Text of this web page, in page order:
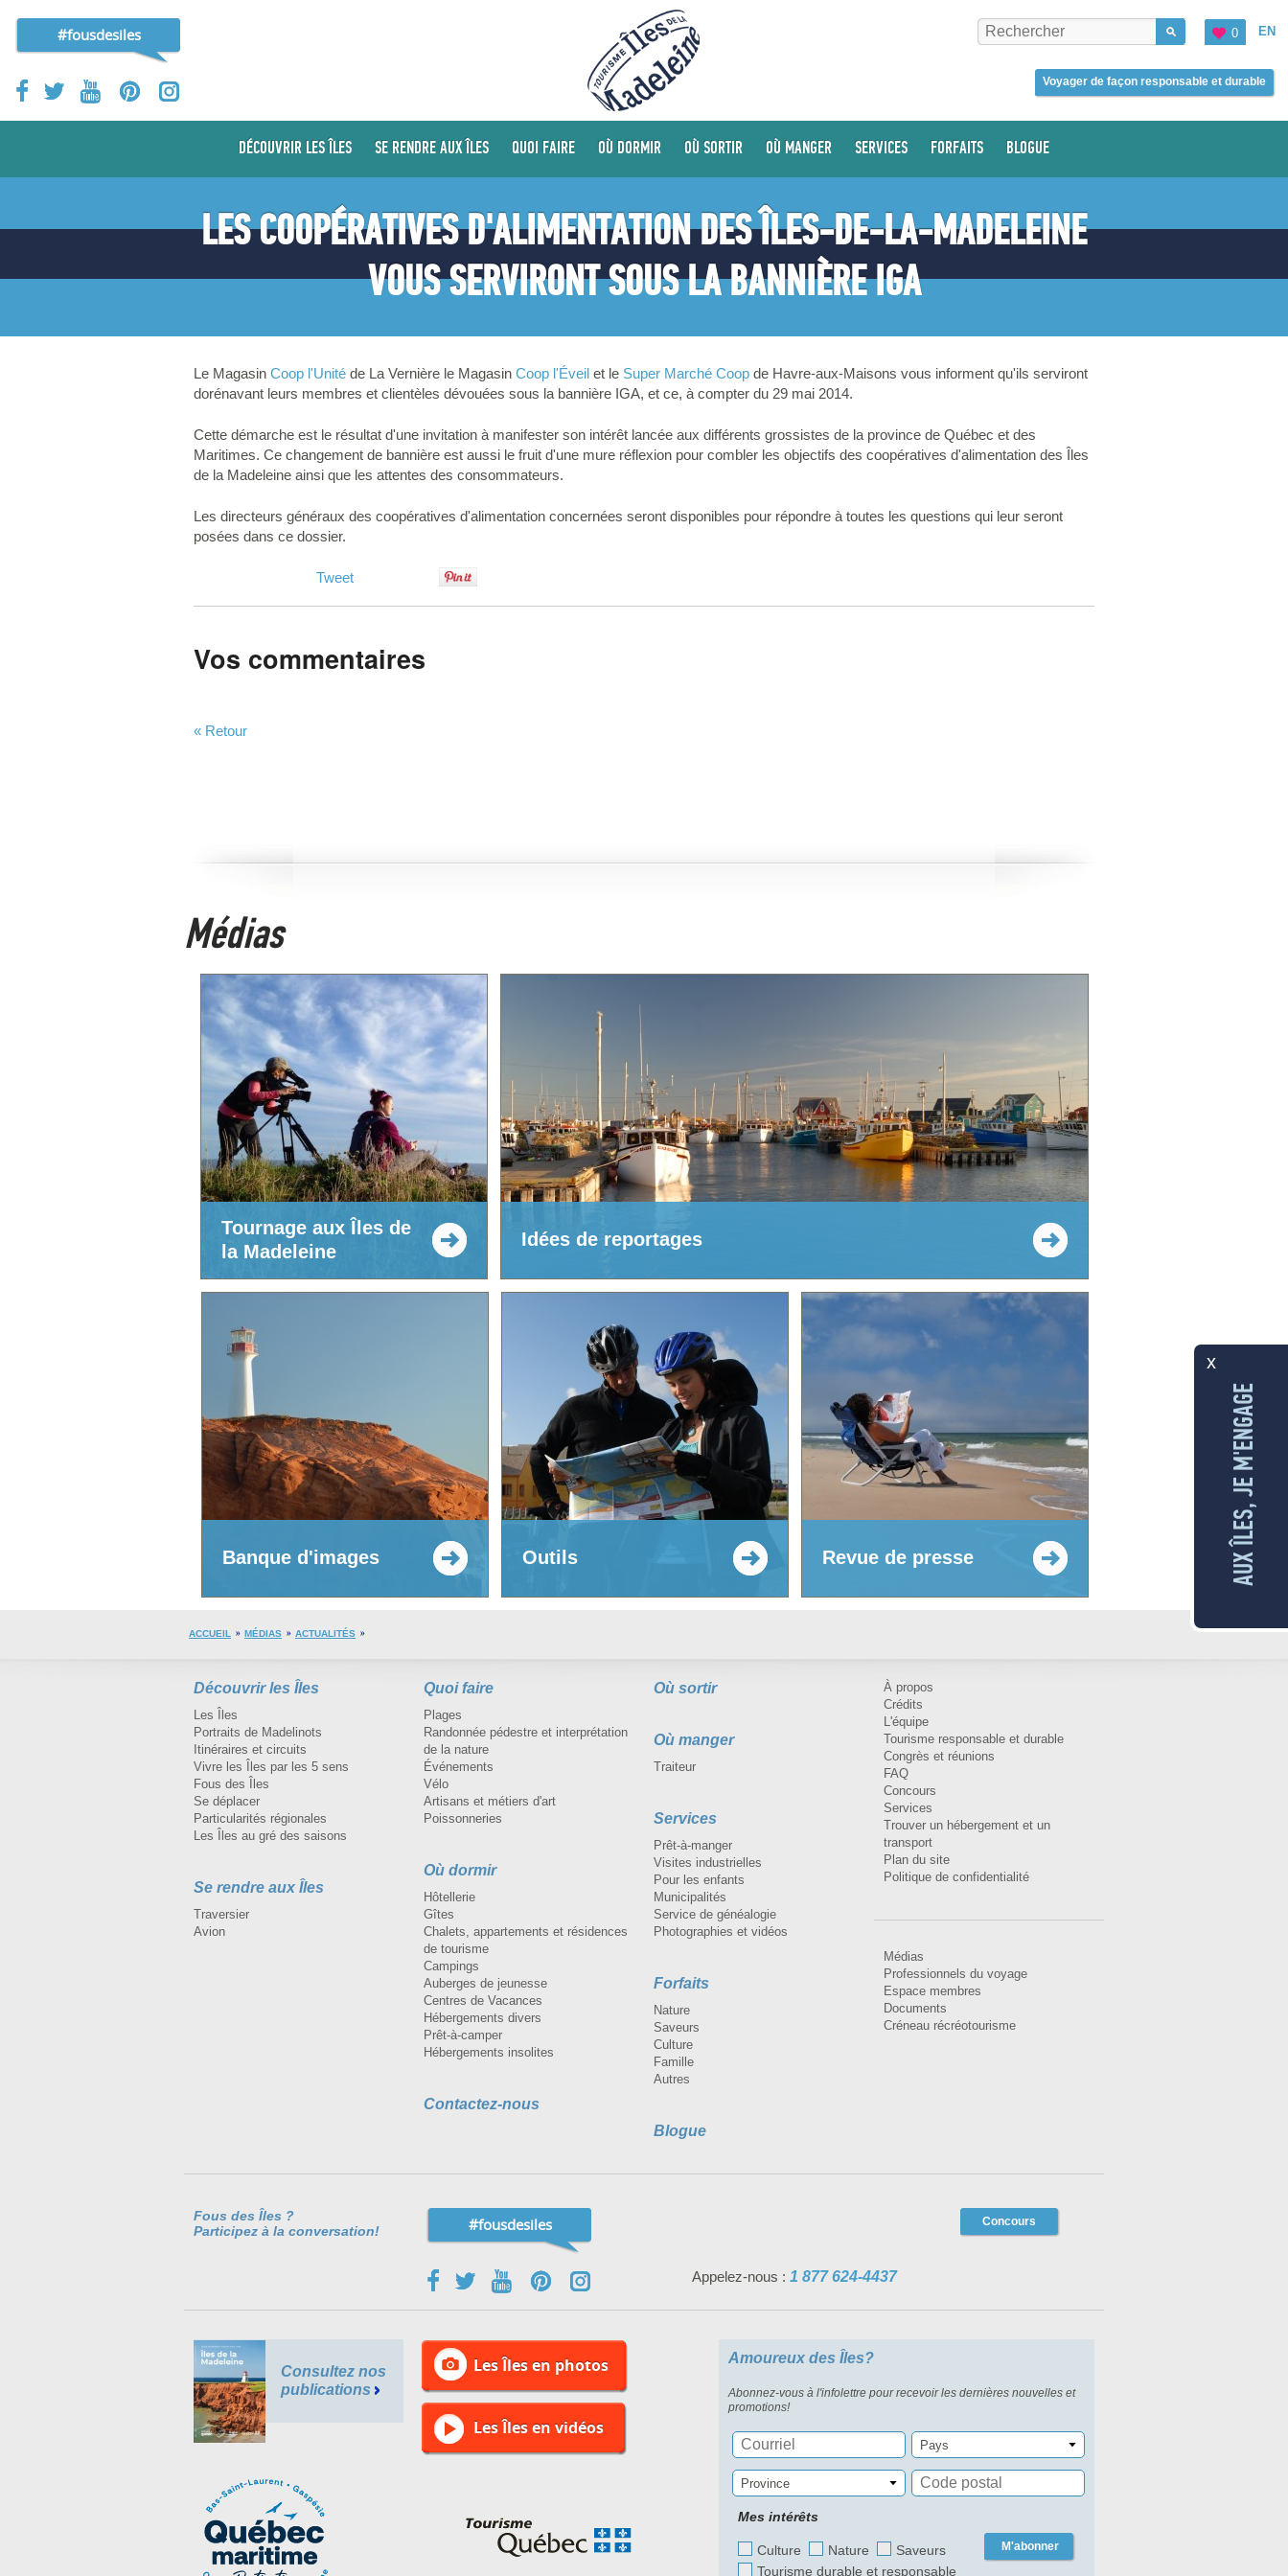
#fousdesiles EN
0
Voyager de façon responsable et durable
DÉCOUVRIR LES ÎLES SE RENDRE AUX ÎLES QUOI FAIRE OÙ DORMIR OÙ SORTIR OÙ MANGER SERVICES FORFAITS BLOGUE
LES COOPÉRATIVES D'ALIMENTATION DES ÎLES-DE-LA-MADELEINE
VOUS SERVIRONT SOUS LA BANNIÈRE IGA
Le Magasin Coop l'Unité de La Vernière le Magasin Coop l'Éveil et le Super Marché Coop de Havre-aux-Maisons vous informent qu'ils serviront
dorénavant leurs membres et clientèles dévouées sous la bannière IGA, et ce, à compter du 29 mai 2014.
Cette démarche est le résultat d'une invitation à manifester son intérêt lancée aux différents grossistes de la province de Québec et des
Maritimes. Ce changement de bannière est aussi le fruit d'une mure réflexion pour combler les objectifs des coopératives d'alimentation des Îles
de la Madeleine ainsi que les attentes des consommateurs.
Les directeurs généraux des coopératives d'alimentation concernées seront disponibles pour répondre à toutes les questions qui leur seront
posées dans ce dossier.
Tweet
Vos commentaires
« Retour
Médias
Tournage aux Îles de
la Madeleine
Idées de reportages
Banque d'images Outils Revue de presse
ACCUEIL MÉDIAS ACTUALITÉS
Découvrir les Îles
Les Îles
Portraits de Madelinots
Itinéraires et circuits
Vivre les Îles par les 5 sens
Fous des Îles
Se déplacer
Particularités régionales
Les Îles au gré des saisons
Se rendre aux Îles
Traversier
Avion
Quoi faire
Plages
Randonnée pédestre et interprétation
de la nature
Événements
Vélo
Artisans et métiers d'art
Poissonneries
Où dormir
Hôtellerie
Gîtes
Chalets, appartements et résidences
de tourisme
Campings
Auberges de jeunesse
Centres de Vacances
Hébergements divers
Prêt-à-camper
Hébergements insolites
Contactez-nous
Où sortir
Où manger
Traiteur
Services
Prêt-à-manger
Visites industrielles
Pour les enfants
Municipalités
Service de généalogie
Photographies et vidéos
Forfaits
Nature
Saveurs
Culture
Famille
Autres
Blogue
À propos
Crédits
L'équipe
Tourisme responsable et durable
Congrès et réunions
FAQ
Concours
Services
Trouver un hébergement et un
transport
Plan du site
Politique de confidentialité
Médias
Professionnels du voyage
Espace membres
Documents
Créneau récréotourisme
Fous des Îles ?
Participez à la conversation!
#fousdesiles Concours
Appelez-nous : 1 877 624-4437
Consultez nos
publications
Les Îles en photos
Les Îles en vidéos
Amoureux des Îles?
Abonnez-vous à l'infolettre pour recevoir les dernières nouvelles et
promotions!
Pays
Province
Mes intérêts
Culture Nature
Saveurs
Tourisme durable et responsable
M'abonner
x
AUX ÎLES, JE M'ENGAGE